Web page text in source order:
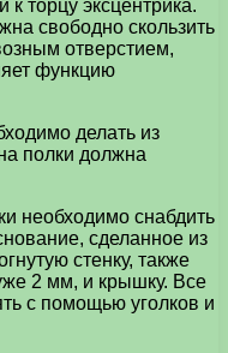
торцу эксцентрика.
свободно скользить
отверстием,
функцию
делать из
полки должна
необходимо снабдить
сделанное из
стенку, также
2 мм, и крышку. Все
с помощью уголков и